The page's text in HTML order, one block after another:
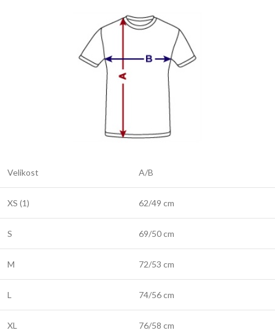
Velikost A/B
XS (1) 62/49 cm
S 69/50 cm
M 72/53 cm
L 74/56 cm
XL 76/58 cm